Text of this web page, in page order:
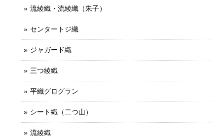
流綾織・流綾織（朱子）
センタートジ織
ジャガード織
三つ綾織
平織グログラン
シート織（二つ山）
流綾織